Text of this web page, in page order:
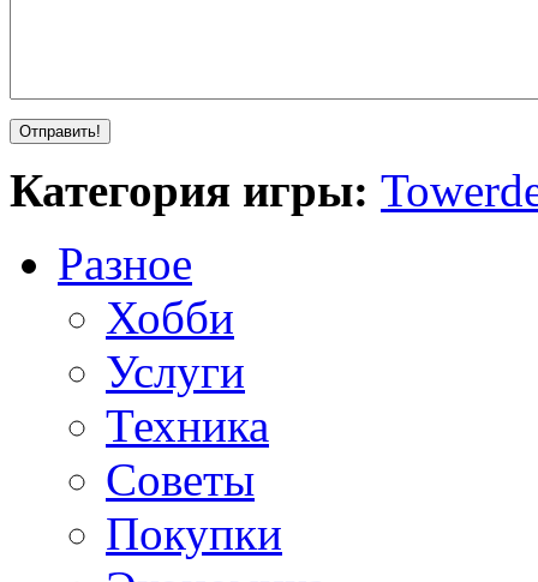
Категория игры:
Разное
Хобби
Услуги
Техника
Советы
Покупки